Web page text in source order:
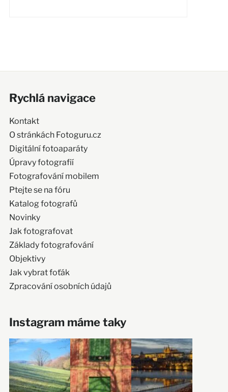
Rychlá navigace
Kontakt
O stránkách Fotoguru.cz
Digitální fotoaparáty
Úpravy fotografií
Fotografování mobilem
Ptejte se na fóru
Katalog fotografů
Novinky
Jak fotografovat
Základy fotografování
Objektivy
Jak vybrat foťák
Zpracování osobních údajů
Instagram máme taky